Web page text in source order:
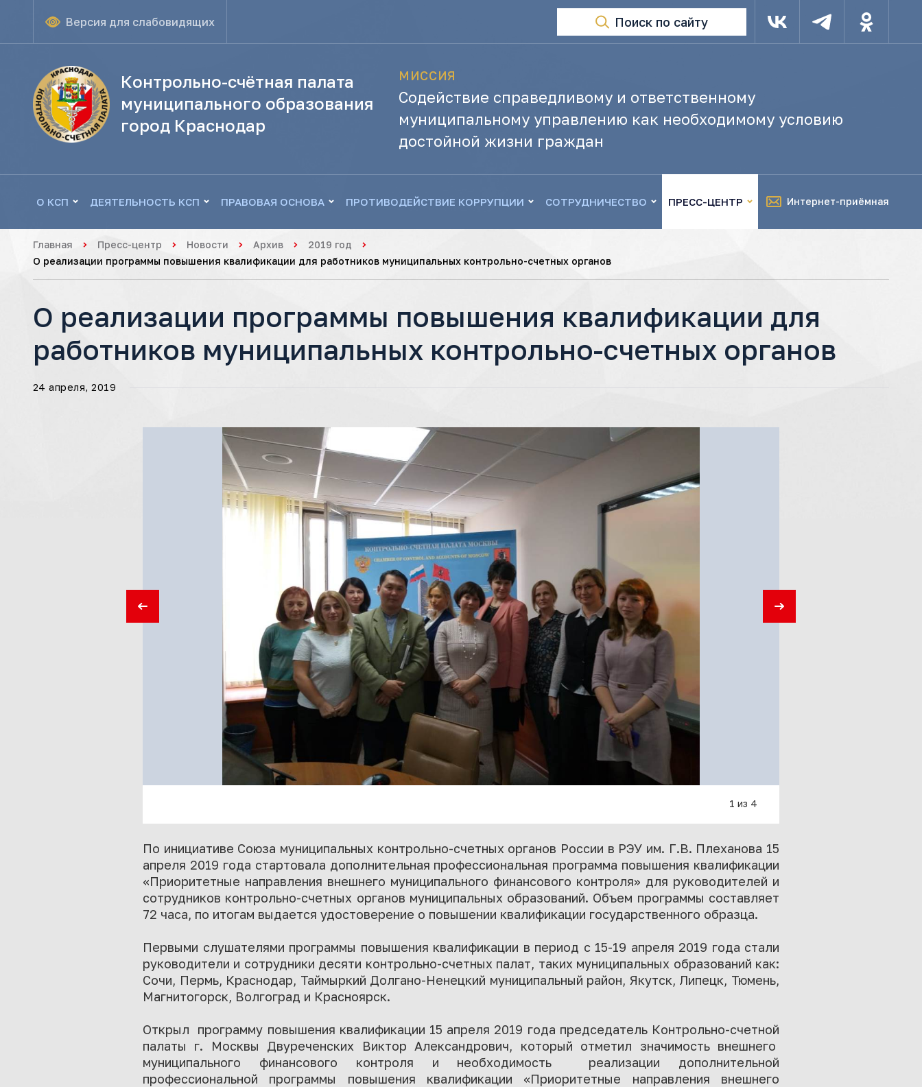
Версия для слабовидящих Поиск по сайту
Контрольно-счётная палата
муниципального образования
город Краснодар
МИССИЯ
Содействие справедливому и ответственному
муниципальному управлению как необходимому условию
достойной жизни граждан
О КСП ДЕЯТЕЛЬНОСТЬ КСП ПРАВОВАЯ ОСНОВА ПРОТИВОДЕЙСТВИЕ КОРРУПЦИИ СОТРУДНИЧЕСТВО ПРЕСС-ЦЕНТР Интернет-приёмная
Главная Пресс-центр Новости Архив
2019 год
О реализации программы повышения квалификации для работников муниципальных контрольно-счетных органов
О реализации программы повышения квалификации для
работников муниципальных контрольно-счетных органов
24 апреля, 2019
1 из 4
По инициативе Союза муниципальных контрольно-счетных органов России в РЭУ им. Г.В. Плеханова 15
апреля 2019 года стартовала дополнительная профессиональная программа повышения квалификации
«Приоритетные направления внешнего муниципального финансового контроля» для руководителей и
сотрудников контрольно-счетных органов муниципальных образований. Объем программы составляет
72 часа, по итогам выдается удостоверение о повышении квалификации государственного образца.
Первыми слушателями программы повышения квалификации в период с 15-19 апреля 2019 года стали
руководители и сотрудники десяти контрольно-счетных палат, таких муниципальных образований как:
Сочи, Пермь, Краснодар, Таймыркий Долгано-Ненецкий муниципальный район, Якутск, Липецк, Тюмень,
Магнитогорск, Волгоград и Красноярск.
Открыл программу повышения квалификации 15 апреля 2019 года председатель Контрольно-счетной
палаты г. Москвы Двуреченских Виктор Александрович, который отметил значимость внешнего
муниципального финансового контроля и необходимость реализации дополнительной
профессиональной программы повышения квалификации «Приоритетные направления внешнего